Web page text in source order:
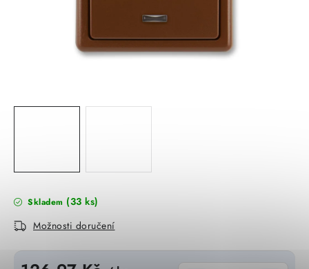
OHŘÍVAČE VODY
SVÍTIDLA domovní
SVÍTIDLA interiérová
Skladem (33 ks)
Možnosti doručení